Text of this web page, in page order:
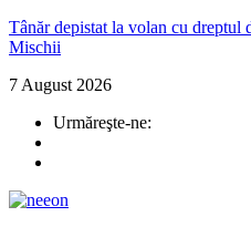
Tânăr depistat la volan cu dreptul
Mischii
7 August 2026
Urmăreşte-ne: